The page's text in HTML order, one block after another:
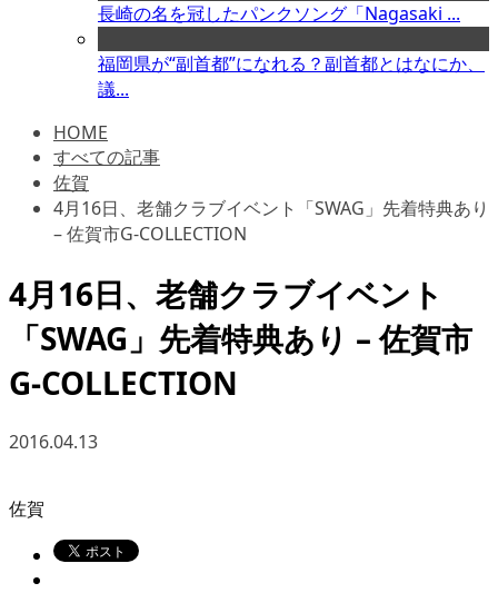
長崎の名を冠したパンクソング「Nagasaki ...
福岡県が“副首都”になれる？副首都とはなにか、
議...
HOME
すべての記事
佐賀
4月16日、老舗クラブイベント「SWAG」先着特典あり
– 佐賀市G-COLLECTION
4月16日、老舗クラブイベント
「SWAG」先着特典あり – 佐賀市
G-COLLECTION
2016.04.13
佐賀